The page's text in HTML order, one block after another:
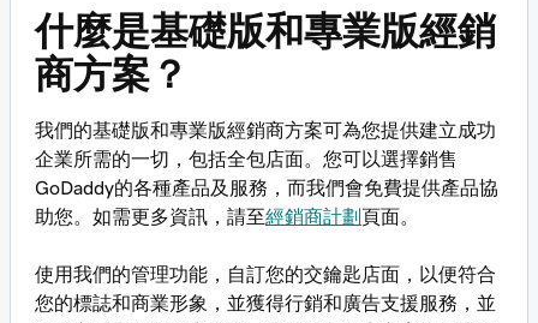
什麼是基礎版和專業版經銷
商方案？
我們的基礎版和專業版經銷商方案可為您提供建立成功
企業所需的一切，包括全包店面。您可以選擇銷售
GoDaddy的各種產品及服務，而我們會免費提供產品協
助您。如需更多資訊，請至經銷商計劃 頁面。
使用我們的管理功能，自訂您的交鑰匙店面，以便符合
您的標誌和商業形象，並獲得行銷和廣告支援服務，並